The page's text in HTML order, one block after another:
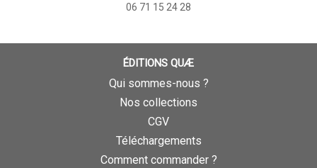
06 71 15 24 28
ÉDITIONS QUÆ
Qui sommes-nous ?
Nos collections
CGV
Téléchargements
Comment commander ?